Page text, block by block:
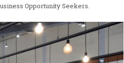
Opportunity Seekers.